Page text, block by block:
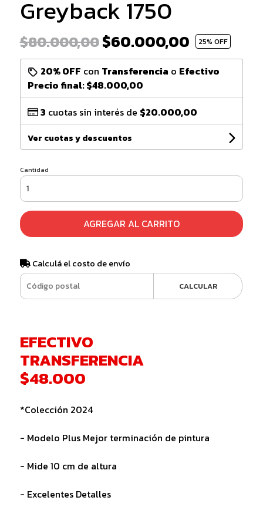
Greyback 1750
$80.000,00$60.000,00 25% OFF
20% OFF con Transferencia o Efectivo
Precio final:$48.000,00
3 cuotas sin interés de $20.000,00
Ver cuotas y descuentos
Cantidad
AGREGAR AL CARRITO
Calculá el costo de envío
CALCULAR
EFECTIVO
TRANSFERENCIA
$48.000
*Colección 2024
- Modelo Plus Mejor terminación de pintura
- Mide 10 cm de altura
- Excelentes Detalles